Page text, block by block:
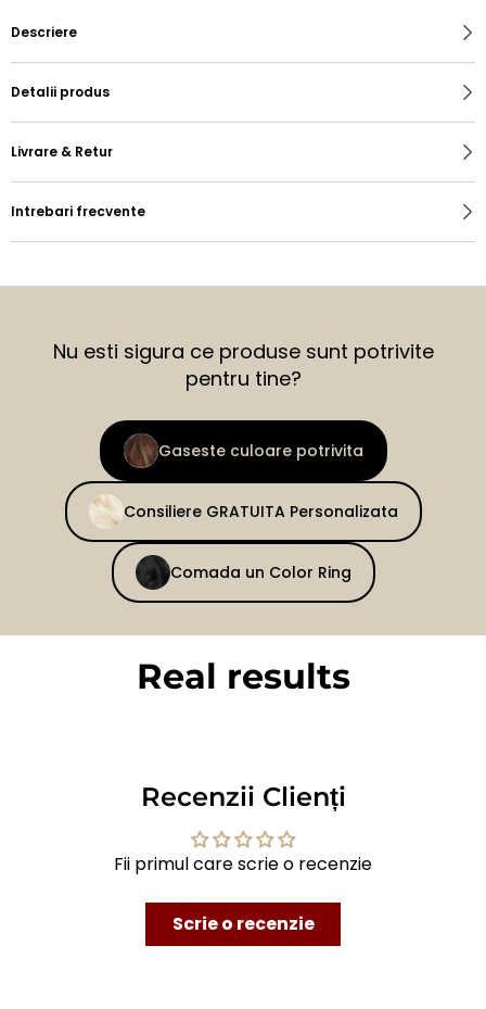
Descriere
Detalii produs
Livrare & Retur
Intrebari frecvente
Nu esti sigura ce produse sunt potrivite
pentru tine?
Gaseste culoare potrivita
Consiliere GRATUITA Personalizata
Comada un Color Ring
Real results
Recenzii Clienți
Fii primul care scrie o recenzie
Scrie o recenzie